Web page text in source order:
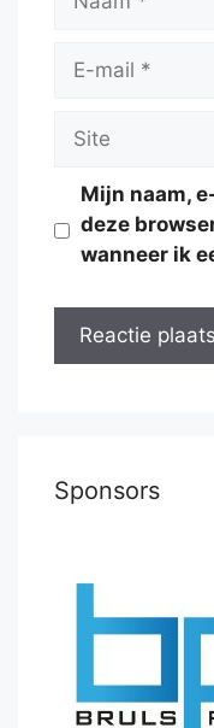
Site
Mijn naam,
deze
wanneer ik
Sponsors